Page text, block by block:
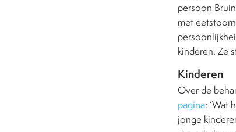
persoon
met
kinderen. Ze
Kinderen
Over de
pagina: ‘Wat
jonge